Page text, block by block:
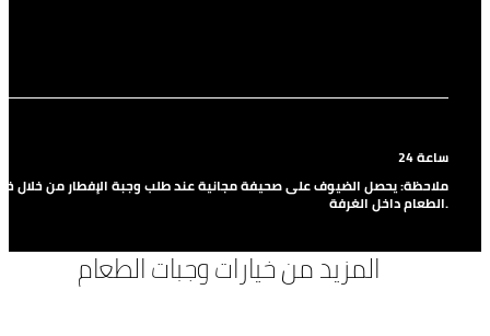
24 ساعة
ملاحظة: يحصل الضيوف على صحيفة مجانية عند طلب وجبة الإفطار من خلال
الطعام داخل الغرفة.
المزيد من خيارات وجبات الطعام